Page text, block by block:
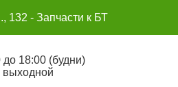
132 - Запчасти к БТ
до 18:00 (будни)
выходной